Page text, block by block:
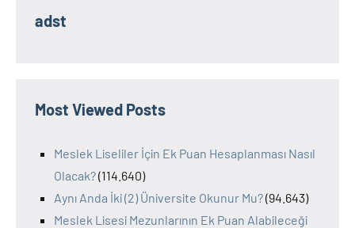
adst
Most Viewed Posts
Meslek Liseliler İçin Ek Puan Hesaplanması Nasıl
Olacak?(114.640)
Aynı Anda İki (2) Üniversite Okunur Mu?(94.643)
Meslek Lisesi Mezunlarının Ek Puan Alabileceği